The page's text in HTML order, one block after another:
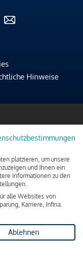
Hinweise
platzieren, um unsere
und Ihnen ein
Informationen zu den
alle Websites von
Karriere, Infina.
Ablehnen